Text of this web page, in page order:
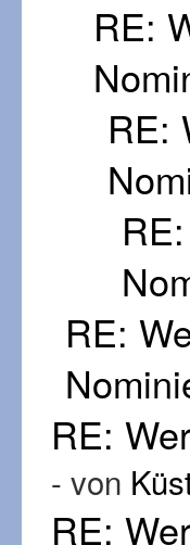
RE:
RE:
RE:
RE:
- von
RE: